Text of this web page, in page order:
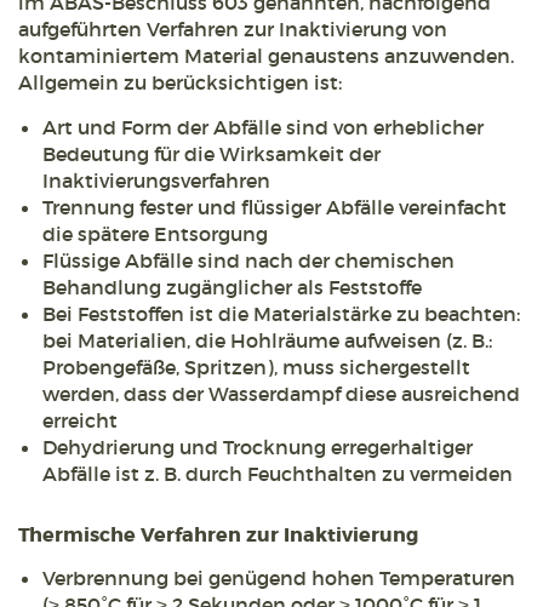
aufgeführten Verfahren zur Inaktivierung von
kontaminiertem Material genaustens anzuwenden.
Allgemein zu berücksichtigen ist:
Art und Form der Abfälle sind von erheblicher
Bedeutung für die Wirksamkeit der
Inaktivierungsverfahren
Trennung fester und flüssiger Abfälle vereinfacht
die spätere Entsorgung
Flüssige Abfälle sind nach der chemischen
Behandlung zugänglicher als Feststoffe
Bei Feststoffen ist die Materialstärke zu beachten:
bei Materialien, die Hohlräume aufweisen (z. B.:
Probengefäße, Spritzen), muss sichergestellt
werden, dass der Wasserdampf diese ausreichend
erreicht
Dehydrierung und Trocknung erregerhaltiger
Abfälle ist z. B. durch Feuchthalten zu vermeiden
Thermische Verfahren zur Inaktivierung
Verbrennung bei genügend hohen Temperaturen